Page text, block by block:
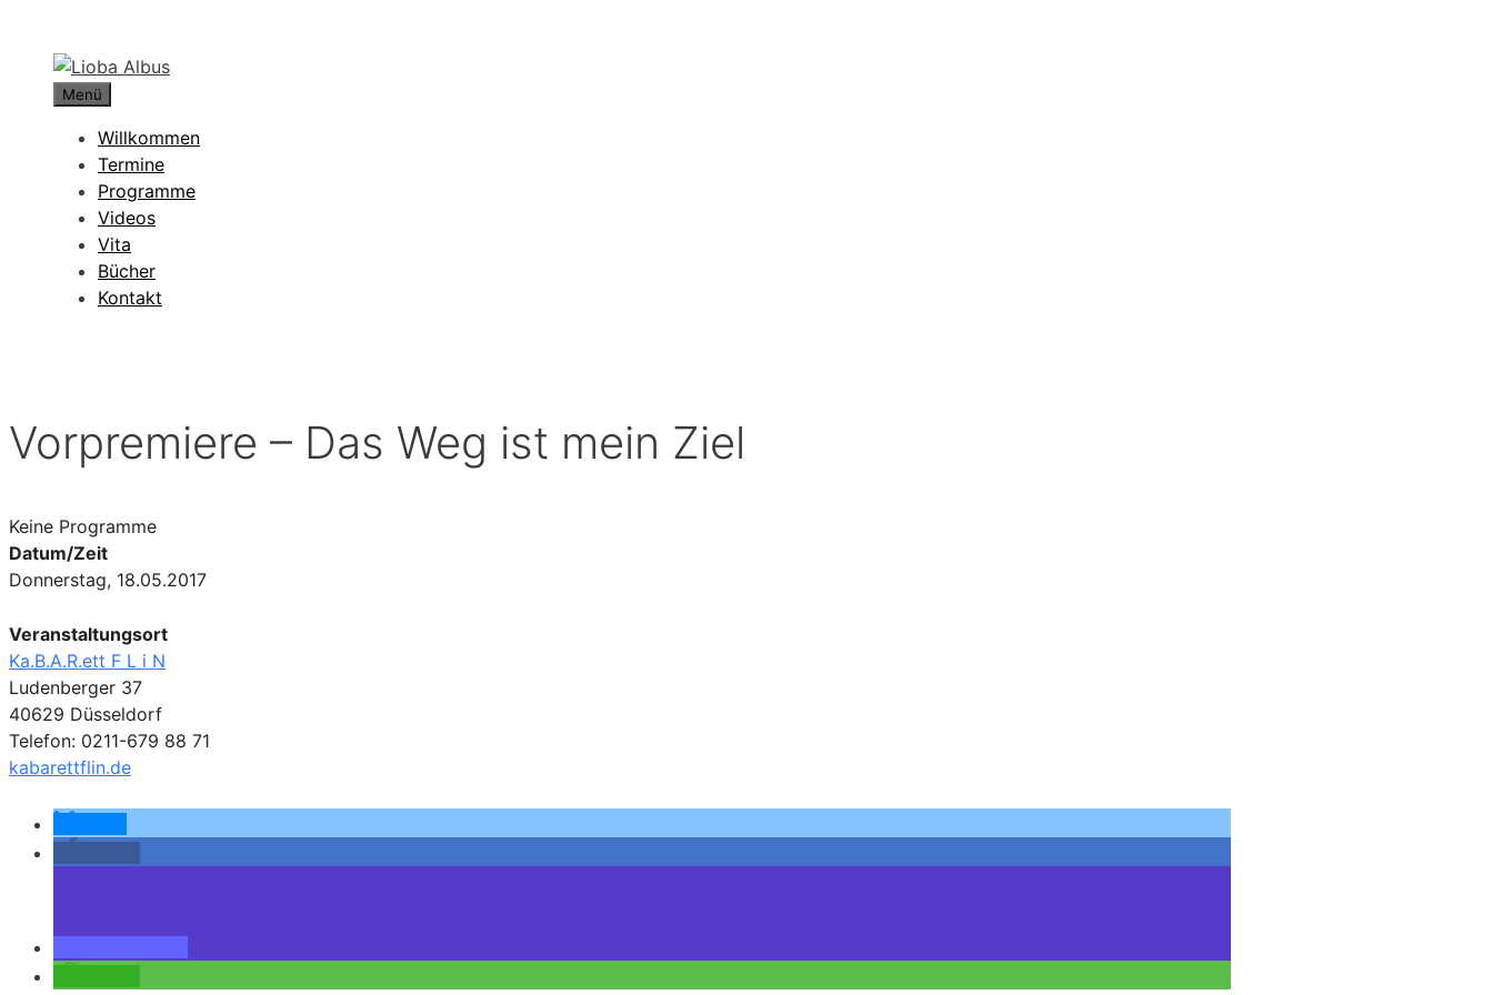
springen
Menü
Willkommen
Termine
Programme
Videos
Vita
Bücher
Kontakt
Vorpremiere – Das Weg ist mein Ziel
Keine Programme
Datum/Zeit
Donnerstag, 18.05.2017
Veranstaltungsort
Ka.B.A.R.ett F L i N
Ludenberger 37
40629 Düsseldorf
Telefon: 0211-679 88 71
kabarettflin.de